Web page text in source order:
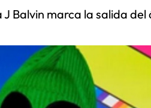
J Balvin marca la salida del